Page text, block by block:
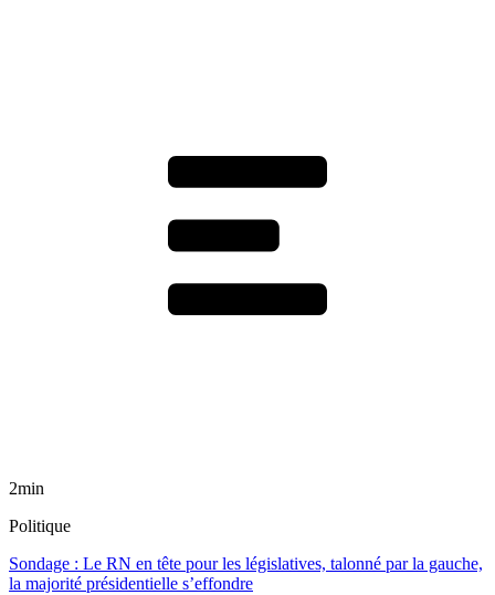
2min
Politique
Sondage : Le RN en tête pour les législatives, talonné par la gauche,
la majorité présidentielle s’effondre